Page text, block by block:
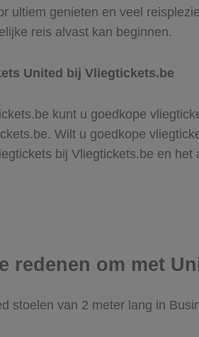
ultiem genieten en veel
reis alvast kan beginnen.
United bij Vliegtickets.be
kunt u goedkope
Wilt u goedkope
bij Vliegtickets.be en
redenen om met
stoelen van 2 meter lang in